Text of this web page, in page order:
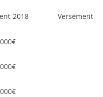
2018 Versement